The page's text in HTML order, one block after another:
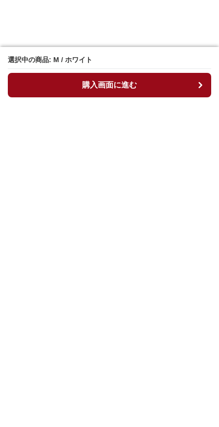
選択中の商品: M / ホワイト
購入画面に進む
選択中の商品: M / ホワイト
購入画面に進む